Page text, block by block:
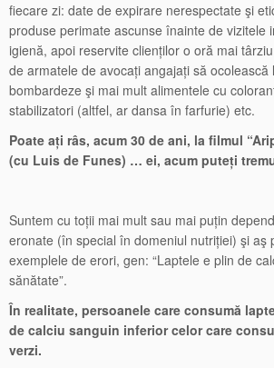
fiecare zi: date de expirare nerespectate şi
produse perimate ascunse înainte de vizitele
igienă, apoi reservite clienților o oră mai
de armatele de avocați angajați să ocolească
bombardeze şi mai mult alimentele cu
stabilizatori (altfel, ar dansa în farfurie) etc.
Poate ați râs, acum 30 de ani, la filmul
(cu Luis de Funes) … ei, acum puteți
Suntem cu toții mai mult sau mai puțin
eronate (în special în domeniul nutriției) şi aş
exemplele de erori, gen: “Laptele e plin de
sănătate”.
În realitate, persoanele care consumă
de calciu sanguin inferior celor care
verzi.